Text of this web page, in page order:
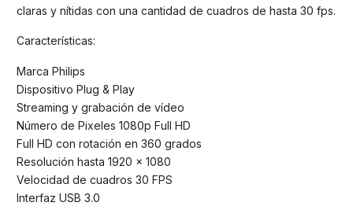
claras y nítidas con una cantidad de cuadros de hasta 30 fps.
Características:
Marca Philips
Dispositivo Plug & Play
Streaming y grabación de vídeo
Número de Pixeles 1080p Full HD
Full HD con rotación en 360 grados
Resolución hasta 1920 x 1080
Velocidad de cuadros 30 FPS
Interfaz USB 3.0